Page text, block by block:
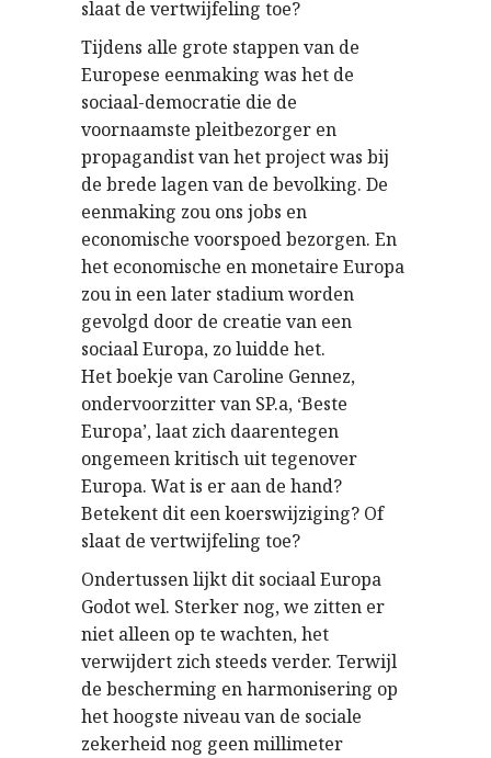
slaat de vertwijfeling toe?
Tijdens alle grote stappen van de
Europese eenmaking was het de
sociaal-democratie die de
voornaamste pleitbezorger en
propagandist van het project was bij
de brede lagen van de bevolking. De
eenmaking zou ons jobs en
economische voorspoed bezorgen. En
het economische en monetaire Europa
zou in een later stadium worden
gevolgd door de creatie van een
sociaal Europa, zo luidde het.
Het boekje van Caroline Gennez,
ondervoorzitter van SP.a, ‘Beste
Europa’, laat zich daarentegen
ongemeen kritisch uit tegenover
Europa. Wat is er aan de hand?
Betekent dit een koerswijziging? Of
slaat de vertwijfeling toe?
Ondertussen lijkt dit sociaal Europa
Godot wel. Sterker nog, we zitten er
niet alleen op te wachten, het
verwijdert zich steeds verder. Terwijl
de bescherming en harmonisering op
het hoogste niveau van de sociale
zekerheid nog geen millimeter